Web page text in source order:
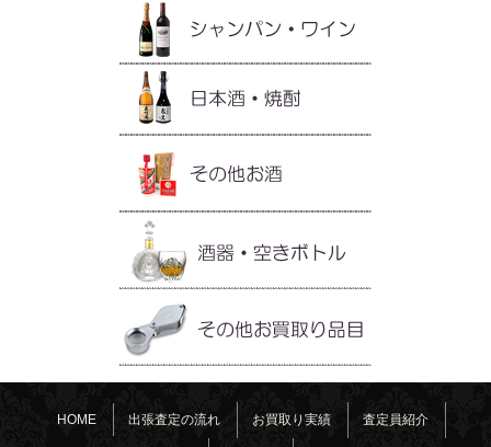
HOME 出張査定の流れ お買取り実績 査定員紹介